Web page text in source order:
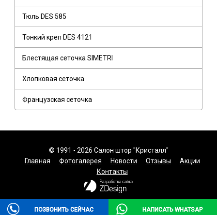
Тюль DES 585
Тонкий креп DES 4121
Блестящая сеточка SIMETRI
Хлопковая сеточка
Французская сеточка
© 1991 - 2026 Салон штор "Кристалл"
Главная
Фотогалерея Новости Отзывы
Акции
Контакты
ПОЗВОНИТЬ СЕЙЧАС НАПИСАТЬ WHATSAP